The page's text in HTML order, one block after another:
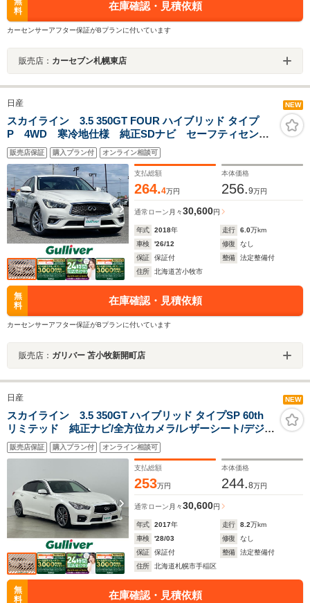
料
在庫確認・見積依頼
カーセンサーアフター保証がBプランに付いています
販売店： カーセブン札幌東店
日産 NEW
スカイライン 3.5 350GT FOUR ハイブリッド タイプ
P 4WD 寒冷地仕様 純正SDナビ セーフティセン
ス 衝突被害軽減システム 横滑り防止装置 インテリ
ジェントクルーズコントロール レーンキープアシス
ト レインセンサー パーキングアシスト
販売店保証 購入プラン付 オンライン相談可
支払総額
264.4万円
本体価格
256.9万円
通常ローン 月々30,600円
年式 2018年 走行 6.0万km
車検
'26/12 修復
なし
保証
保証付 整備
法定整備付
住所
北海道苫小牧市
無
料
在庫確認・見積依頼
カーセンサーアフター保証がBプランに付いています
販売店： ガリバー 苫小牧新開町店
日産 NEW
スカイライン 3.5 350GT ハイブリッド タイプSP 60th
リミテッド 純正ナビ/全方位カメラ/レザーシート/デジタ
ルインナーミラー/追従クルーズコントロール/レーンキー
プアシスト/衝突被害軽減ブレーキ/BSM/横滑り防止装置/
インテリジェントペダル/ローダウン/ETC
販売店保証 購入プラン付 オンライン相談可
支払総額
253万円
本体価格
244.8万円
通常ローン 月々30,600円
年式 2017年 走行 8.2万km
車検
'28/03 修復
なし
保証
保証付 整備
法定整備付
住所
北海道札幌市手稲区
無
料
在庫確認・見積依頼